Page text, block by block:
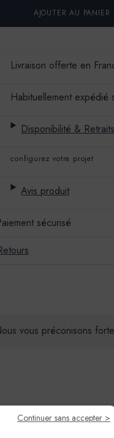
CHAUX
NATURELLES
-
Livraison offerte en
Habituellement expédié
Disponibilité & Retraits
configurez votre projet
Avis produit
sécurisé
vous préconisons
Continuer sans accepter >